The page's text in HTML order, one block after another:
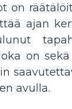
on
ajan
on
avulla.